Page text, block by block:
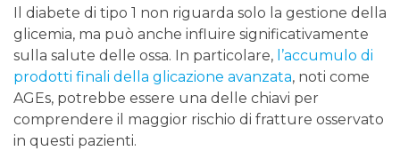
Il diabete di tipo 1 non riguarda solo la gestione della
glicemia, ma può anche influire significativamente
sulla salute delle ossa. In particolare, l’accumulo di
prodotti finali della glicazione avanzata, noti come
AGEs, potrebbe essere una delle chiavi per
comprendere il maggior rischio di fratture osservato
in questi pazienti.